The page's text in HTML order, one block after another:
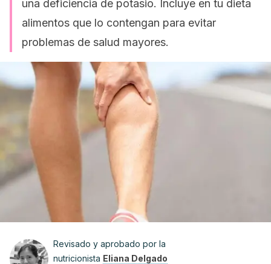
una deficiencia de potasio. Incluye en tu dieta
alimentos que lo contengan para evitar
problemas de salud mayores.
Revisado y aprobado por la
nutricionista Eliana Delgado